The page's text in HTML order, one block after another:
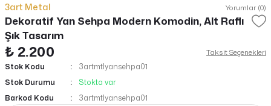
3art Metal Yorumlar (0)
Dekoratif Yan Sehpa Modern Komodin, Alt Raflı
Şık Tasarım
₺ 2.200
Taksit Seçenekleri
Stok Kodu
3artmtlyansehpa01
Stok Durumu
Stokta var
Barkod Kodu
3artmtlyansehpa01